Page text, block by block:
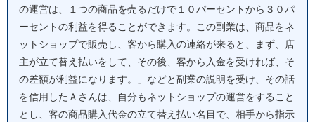
の運営は、１つの商品を売るだけで１０パーセントから３０パ
ーセントの利益を得ることができます。この副業は、商品をネ
ットショップで販売し、客から購入の連絡が来ると、まず、店
主が立て替え払いをして、その後、客から入金を受ければ、そ
の差額が利益になります。」などと副業の説明を受け、その話
を信用したＡさんは、自分もネットショップの運営をすること
とし、客の商品購入代金の立て替え払い名目で、相手から指示